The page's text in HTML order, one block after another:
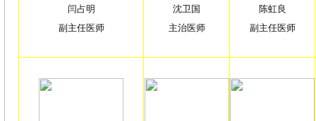
闫占明
副主任医师
沈卫国
主治医师
陈虹良
副主任医师